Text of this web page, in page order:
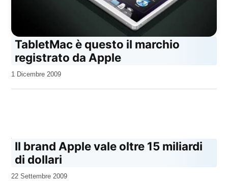
TabletMac è questo il marchio
registrato da Apple
da
1 Dicembre 2009
Il brand Apple vale oltre 15 miliardi
di dollari
da
22 Settembre 2009